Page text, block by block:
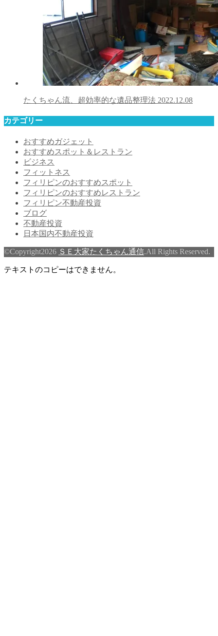
たくちゃん流、超効率的な遺品整理法 2022.12.08
カテゴリー
おすすめガジェット
おすすめスポット＆レストラン
ビジネス
フィットネス
フィリピンのおすすめスポット
フィリピンのおすすめレストラン
フィリピン不動産投資
ブログ
不動産投資
日本国内不動産投資
©Copyright2026 ＳＥ大家たくちゃん通信.All Rights Reserved.
テキストのコピーはできません。